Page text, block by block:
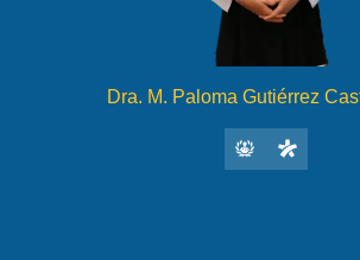
Dra. M. Paloma Gutiérrez